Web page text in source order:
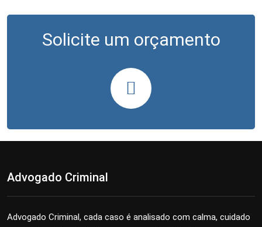
Solicite um orçamento
Advogado Criminal
Advogado Criminal, cada caso é analisado com calma, cuidado